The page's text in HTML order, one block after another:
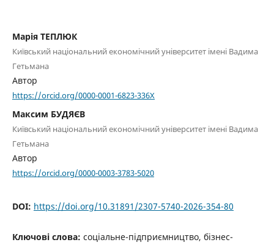
Марія ТЕПЛЮК
Київський національний економічний університет імені Вадима
Гетьмана
Автор
https://orcid.org/0000-0001-6823-336X
Максим БУДЯЄВ
Київський національний економічний університет імені Вадима
Гетьмана
Автор
https://orcid.org/0000-0003-3783-5020
DOI: https://doi.org/10.31891/2307-5740-2026-354-80
Ключові слова: соціальне-підприємництво, бізнес-